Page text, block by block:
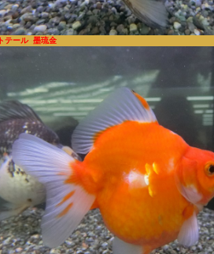
テール 墨琉金